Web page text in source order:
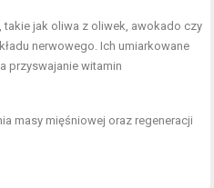
, takie jak oliwa z oliwek, awokado czy
nerwowego. Ich umiarkowane
przyswajanie witamin
masy mięśniowej oraz regeneracji